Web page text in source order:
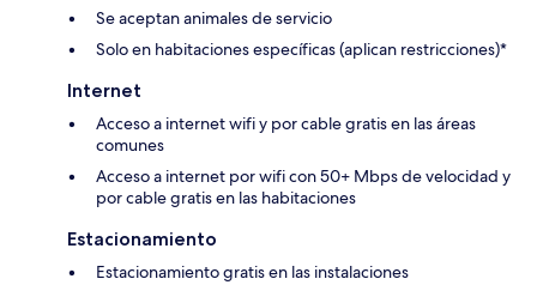
Se aceptan animales de servicio
Solo en habitaciones específicas (aplican restricciones)*
Internet
Acceso a internet wifi y por cable gratis en las áreas
comunes
Acceso a internet por wifi con 50+ Mbps de velocidad y
por cable gratis en las habitaciones
Estacionamiento
Estacionamiento gratis en las instalaciones